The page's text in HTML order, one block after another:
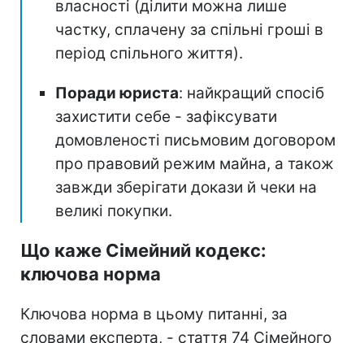
власності (ділити можна лише
частку, сплачену за спільні гроші в
період спільного життя).
Поради юриста: найкращий спосіб
захистити себе - зафіксувати
домовленості письмовим договором
про правовий режим майна, а також
завжди зберігати докази й чеки на
великі покупки.
Що каже Сімейний кодекс:
ключова норма
Ключова норма в цьому питанні, за
словами експерта, - стаття 74 Сімейного